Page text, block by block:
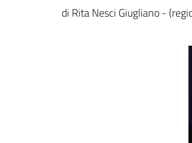
di Rita Nesci Giugliano -